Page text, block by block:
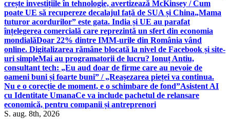
crește investițiile în tehnologie, avertizează McKinsey / Cum
poate UE să recupereze decalajul față de SUA și China„Mama
tuturor acordurilor” este gata. India și UE au parafat
înțelegerea comercială care reprezintă un sfert din economia
mondialăDoar 22% dintre IMM-urile din România vând
online. Digitalizarea rămâne blocată la nivel de Facebook și site-
uri simpleMai au programatorii de lucru? Ionuț Antiu,
consultant tech: „Eu aud doar de firme care au nevoie de
oameni buni și foarte buni” / „Reașezarea pieței va continua.
Nu e o corecție de moment, e o schimbare de fond”Asistent AI
cu Identitate UmanaCe va include pachetul de relansare
economică, pentru companii și antreprenori
S. aug. 8th, 2026